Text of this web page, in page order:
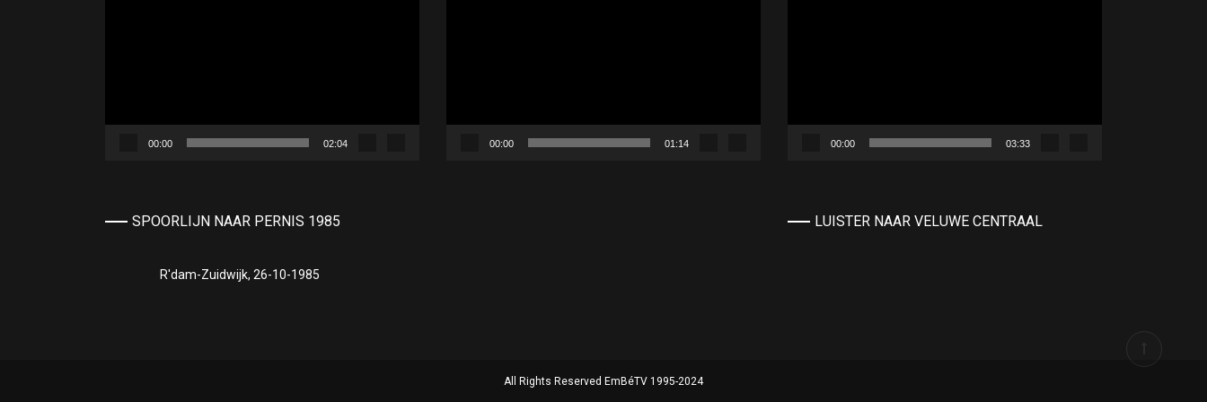
00:00 02:04
SPOORLIJN NAAR PERNIS 1985
R'dam-Zuidwijk, 26-10-1985
00:00 01:14 00:00 03:33
LUISTER NAAR VELUWE CENTRAAL
All Rights Reserved EmBéTV 1995-2024